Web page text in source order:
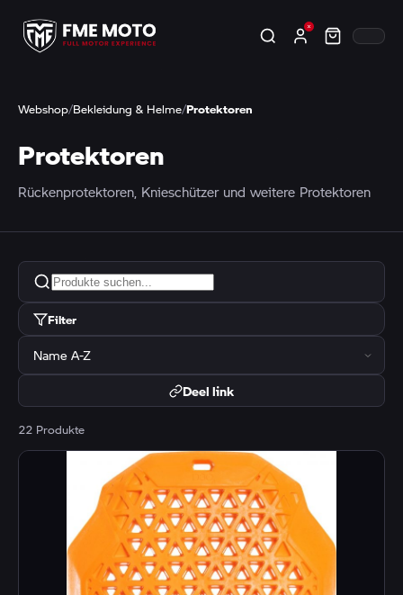
Webshop/Bekleidung & Helme/Protektoren
Protektoren
Rückenprotektoren, Knieschützer und weitere Protektoren
Filter
Deel link
22 Produkte